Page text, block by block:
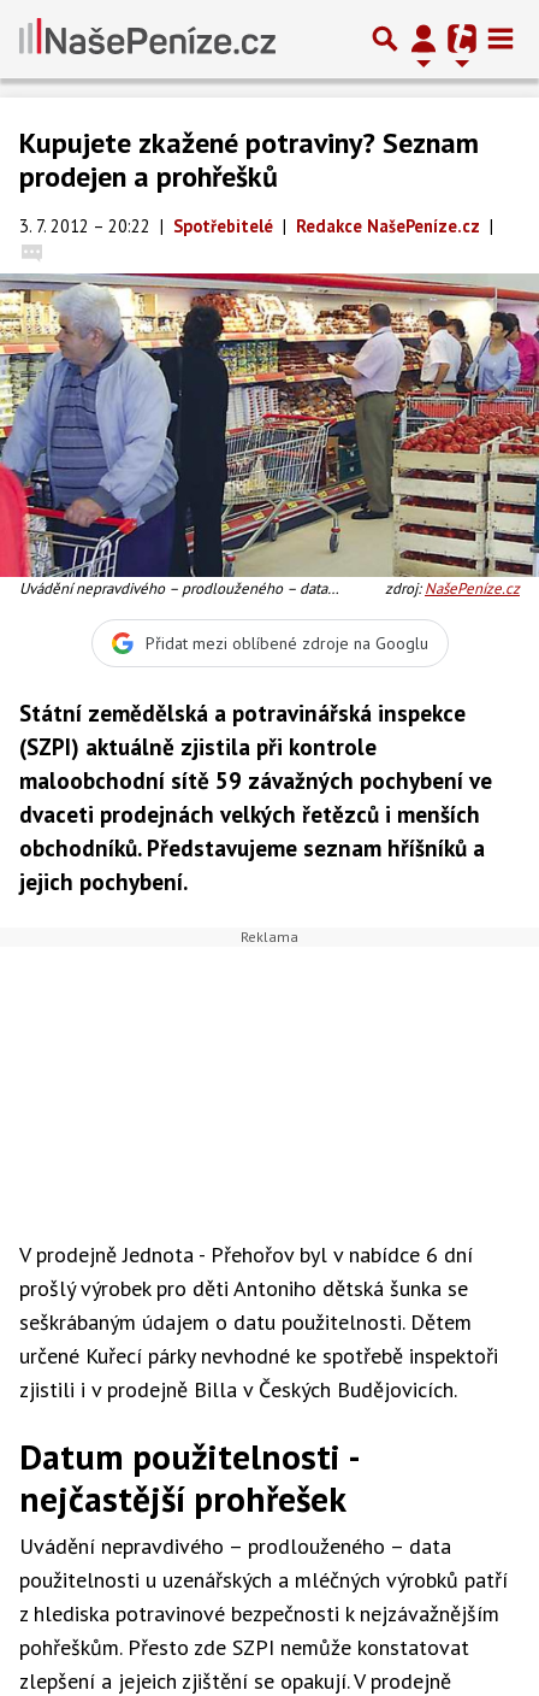
Kupujete zkažené potraviny? Seznam
prodejen a prohřešků
3. 7. 2012 – 20:22 | Spotřebitelé | Redakce NašePeníze.cz |
Uvádění nepravdivého – prodlouženého – data
hlediska potravinové bezpečnosti k nejzávažnějším
pohřeškům. Ilustrační foto: NašePeníze.cz
zdroj:NašePeníze.cz
Přidat mezi oblíbené zdroje na Googlu
Státní zemědělská a potravinářská inspekce
(SZPI) aktuálně zjistila při kontrole
maloobchodní sítě 59 závažných pochybení ve
dvaceti prodejnách velkých řetězců i menších
obchodníků. Představujeme seznam hříšníků a
jejich pochybení.
V prodejně Jednota - Přehořov byl v nabídce 6 dní
prošlý výrobek pro děti Antoniho dětská šunka se
seškrábaným údajem o datu použitelnosti. Dětem
určené Kuřecí párky nevhodné ke spotřebě inspektoři
zjistili i v prodejně Billa v Českých Budějovicích.
Datum použitelnosti -
nejčastější prohřešek
Uvádění nepravdivého – prodlouženého – data
použitelnosti u uzenářských a mléčných výrobků patří
z hlediska potravinové bezpečnosti k nejzávažnějším
pohřeškům. Přesto zde SZPI nemůže konstatovat
zlepšení a jejeich zjištění se opakují. V prodejně